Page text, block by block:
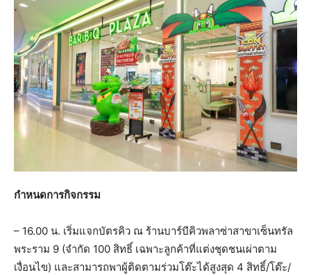
กำหนดการกิจกรรม
– 16.00 น. เริ่มแจกบัตรคิว ณ ร้านบาร์บีคิวพลาซ่าสาขาเซ็นทรัล
พระราม 9 (จำกัด 100 สิทธิ์ เฉพาะลูกค้าที่แต่งชุดชนเผ่าตาม
เงื่อนไข) และสามารถพาผู้ติดตามร่วมโต๊ะได้สูงสุด 4 สิทธิ์/โต๊ะ/